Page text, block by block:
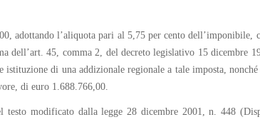
adottando l’aliquota pari al 5,75 per cento dell’imponibile,
dell’art. 45, comma 2, del decreto legislativo 15 dicembre
di una addizionale regionale a tale imposta,
di euro 1.688.766,00.
modificato dalla legge 28 dicembre 2001, n. 448